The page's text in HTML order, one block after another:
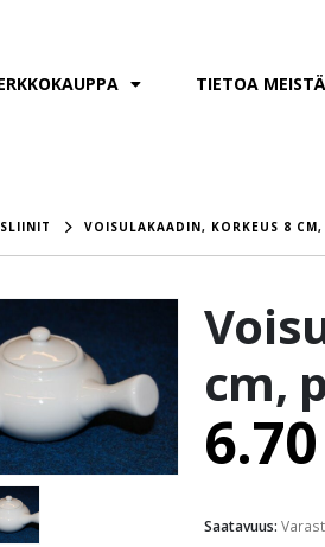
TIETOA MEISTÄ
VOISULAKAADIN, KORKEUS 8
cm,
6.70
Saatavuus: